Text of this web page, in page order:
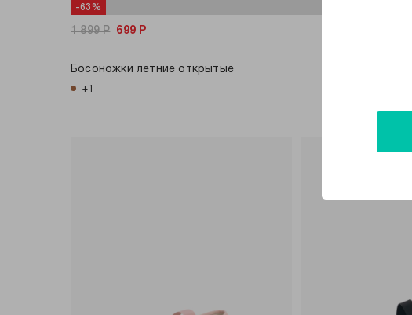
-63%
1 899Р 699 Р
Босоножки летние открытые
+1